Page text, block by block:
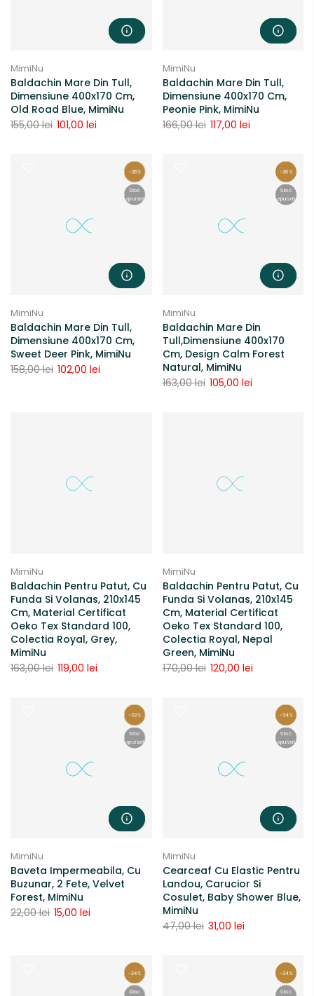
MimiNu
Baldachin Mare Din Tull,
Dimensiune 400x170 Cm,
Old Road Blue, MimiNu
155,00 lei 101,00 lei
MimiNu
Baldachin Mare Din Tull,
Dimensiune 400x170 Cm,
Peonie Pink, MimiNu
166,00 lei 117,00 lei
-35%
Stoc
epuizat
MimiNu
Baldachin Mare Din Tull,
Dimensiune 400x170 Cm,
Sweet Deer Pink, MimiNu
158,00 lei 102,00 lei
-36%
Stoc
epuizat
MimiNu
Baldachin Mare Din
Tull,dimensiune 400x170
Cm, Design Calm Forest
Natural, MimiNu
163,00 lei 105,00 lei
MimiNu
Baldachin Pentru Patut, Cu
Funda Si Volanas, 210x145
Cm, Material Certificat
Oeko Tex Standard 100,
Colectia Royal, Grey,
MimiNu
163,00 lei 119,00 lei
MimiNu
Baldachin Pentru Patut, Cu
Funda Si Volanas, 210x145
Cm, Material Certificat
Oeko Tex Standard 100,
Colectia Royal, Nepal
Green, MimiNu
170,00 lei 120,00 lei
-32%
Stoc
epuizat
MimiNu
Baveta Impermeabila, Cu
Buzunar, 2 Fete, Velvet
Forest, MimiNu
22,00 lei 15,00 lei
-34%
Stoc
epuizat
MimiNu
Cearceaf Cu Elastic Pentru
Landou, Carucior Si
Cosulet, Baby Shower Blue,
MimiNu
47,00 lei 31,00 lei
-34%
Stoc
-34%
Stoc